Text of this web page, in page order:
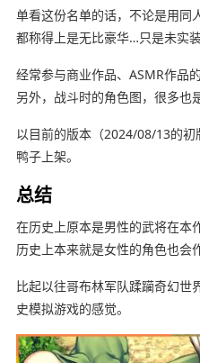
单看这份名单的话，不论是用同
都称得上是无比豪华…只是未实装
经常参与商业作品、ASMR作品
另外，战斗时的角色图，很多也
以目前的版本（2024/08/13的
鸭子上架。
总结
在历史上原本是男性的武将在本
历史上本来就是女性的角色也会
比起以往哥布林军队蹂躏奇幻世
史模拟游戏的感觉。